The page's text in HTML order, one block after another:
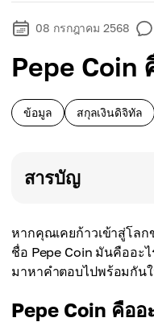
08 กรกฎาคม 2568
Pepe Coin
ข้อมูล สกุลเงินดิจิทัล
สารบัญ
หากคุณเคยก้าวเข้าสู่โล
ชื่อ Pepe Coin มันคืออะ
มาหาคำตอบไปพร้อมกัน
Pepe Coin คืออ